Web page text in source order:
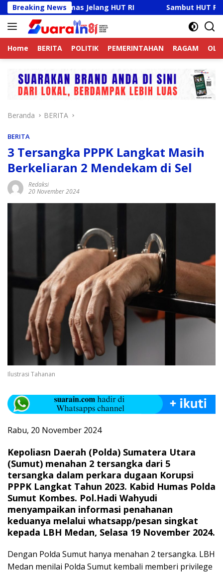
Langsung
ke
konten
Breaking News
Jelang HUT RI Sambut HUT RI Ke-81, Ricky
Home BERITA POLITIK PEMERINTAHAN RAGAM
Beranda BERITA
BERITA
3 Tersangka PPPK Langkat Masih
Berkeliaran 2 Mendekam di Sel
Redaksi
20 November 2024
Ilustrasi Tahanan
Rabu, 20 November 2024
Kepoliasn Daerah (Polda) Sumatera Utara
(Sumut) menahan 2 tersangka dari 5
tersangka dalam perkara dugaan Korupsi
PPPK Langkat Tahun 2023. Kabid Humas Polda
Sumut Kombes. Pol.Hadi Wahyudi
menyampaikan informasi penahanan
keduanya melalui whatsapp/pesan singkat
kepada LBH Medan, Selasa 19 November 2024.
Dengan Polda Sumut hanya menahan 2 tersangka. LBH
Medan menilai Polda Sumut kembali memberi privilege